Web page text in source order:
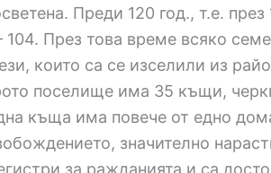
Преди 120 год., т.е.
104. През това време всяко
които са се изселили из
поселище има 35 къщи,
къща има повече от едно
значително